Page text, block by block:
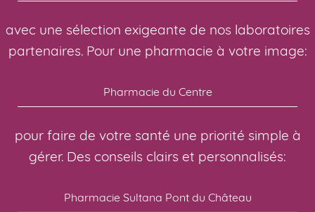
avec une sélection exigeante de nos laboratoires
partenaires. Pour une pharmacie à votre image:
Pharmacie du Centre
pour faire de votre santé une priorité simple à
gérer. Des conseils clairs et personnalisés:
Pharmacie Sultana Pont du Château